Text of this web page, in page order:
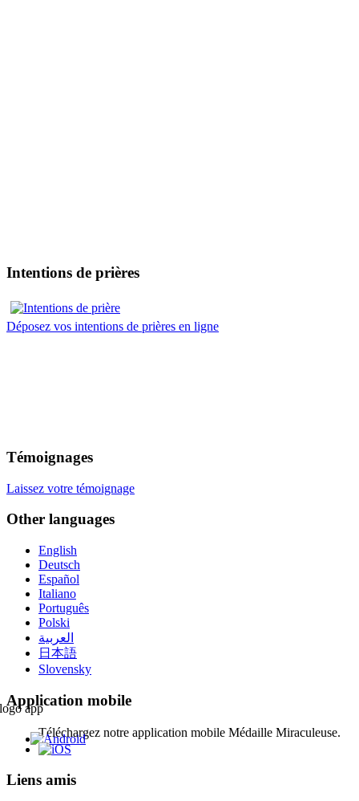
Intentions de prières
Déposez vos intentions de prières en ligne
Témoignages
Laissez votre témoignage
Other languages
English
Deutsch
Español
Italiano
Português
Polski
العربية
日本語
Slovensky
Application mobile
Téléchargez notre application mobile Médaille Miraculeuse.
Liens amis